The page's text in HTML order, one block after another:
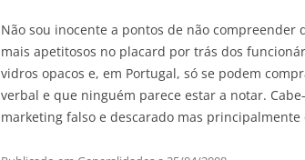
Não sou inocente a pontos de não
mais apetitosos no placard por trás dos
vidros opacos e, em Portugal, só se podem
verbal e que ninguém parece estar a notar.
marketing falso e descarado mas